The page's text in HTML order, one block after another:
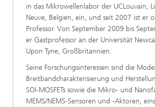
in das Mikrowellenlabor der UCLouvain,
Neuve, Belgien, ein, und seit 2007 ist er
Professor. Von September 2009 bis
er Gastprofessor an der Universität
Upon Tyne, Großbritannien.
Seine Forschungsinteressen sind die
Breitbandcharakterisierung und
SOI-MOSFETs sowie die Mikro- und
MEMS/NEMS-Sensoren und -Aktoren,